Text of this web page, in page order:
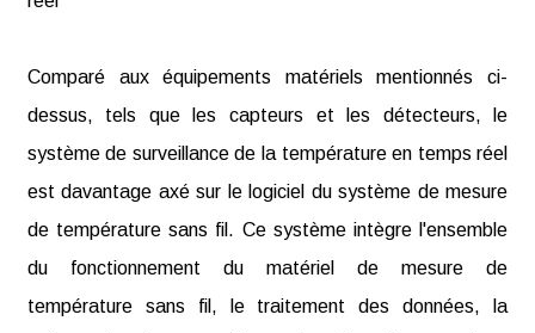
Comparé aux équipements matériels mentionnés ci-
dessus, tels que les capteurs et les détecteurs, le
système de surveillance de la température en temps réel
est davantage axé sur le logiciel du système de mesure
de température sans fil. Ce système intègre l'ensemble
du fonctionnement du matériel de mesure de
température sans fil, le traitement des données, la